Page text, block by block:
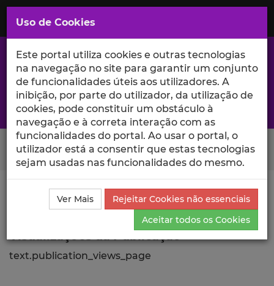
Saltar
para
Conteúdo
Principal
A excelência da investigação e ciência no Iscte
Search Button
Ciência_Iscte Publicações
Descrição Detalhada da
Publicação
Visualizações
text.publication_views_page
Uso de Cookies
Este portal utiliza cookies e outras tecnologias
na navegação no site para garantir um conjunto
de funcionalidades úteis aos utilizadores. A
inibição, por parte do utilizador, da utilização de
cookies, pode constituir um obstáculo à
navegação e à correta interação com as
funcionalidades do portal. Ao usar o portal, o
utilizador está a consentir que estas tecnologias
sejam usadas nas funcionalidades do mesmo.
Ver Mais
Rejeitar Cookies não essenciais
Aceitar todos os Cookies